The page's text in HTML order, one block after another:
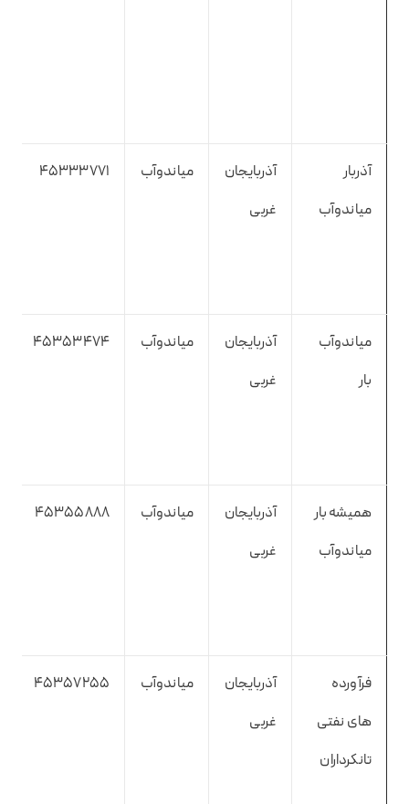
آذربار
میاندوآب
آذربایجان
غربی
میاندوآب 45333771
میاندوآب
بار
آذربایجان
غربی
میاندوآب 45353474
همیشه بار
میاندوآب
آذربایجان
غربی
میاندوآب 45355888
فرآورده
های نفتی
تانکرداران
آذربایجان
غربی
میاندوآب 45357255